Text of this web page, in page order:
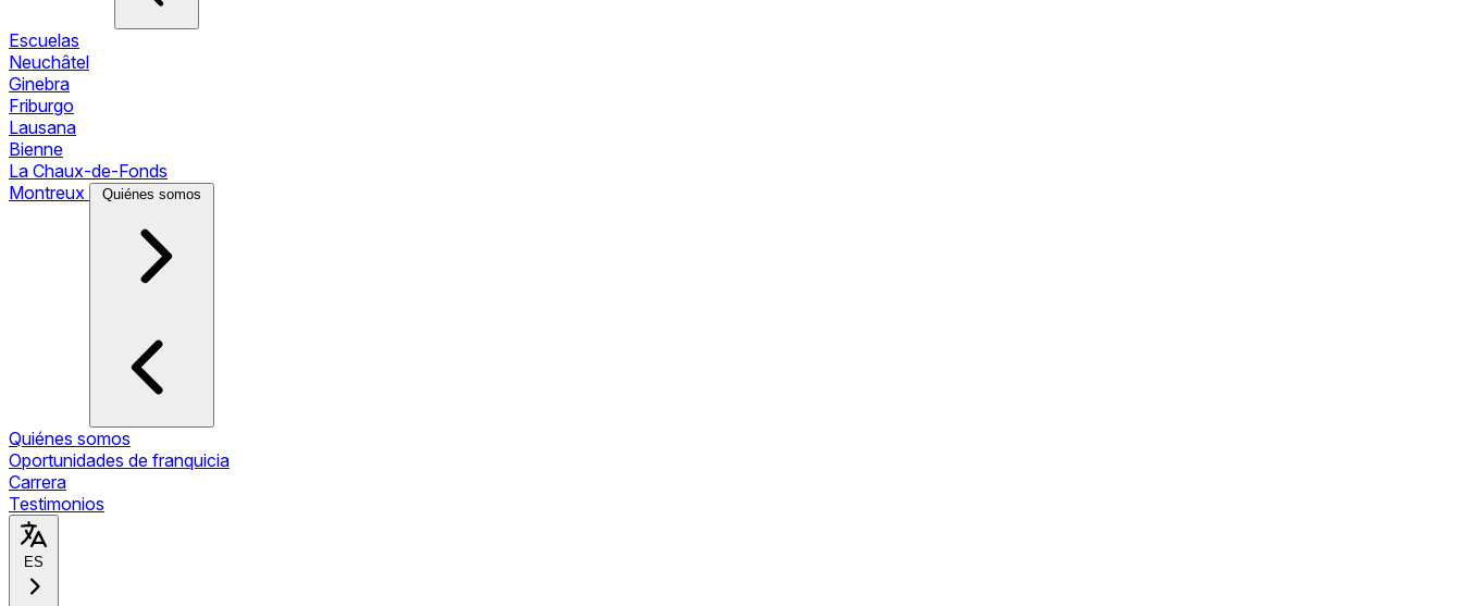
Escuelas
Neuchâtel
Ginebra
Friburgo
Lausana
Bienne
La Chaux-de-Fonds
Montreux
Quiénes somos
Quiénes somos
Oportunidades de franquicia
Carrera
Testimonios
ES